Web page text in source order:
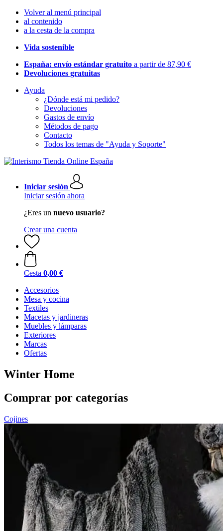
Volver al menú principal
al contenido
a la cesta de la compra
Vida sostenible
España: envío estándar gratuito a partir de 87,90 €
Devoluciones gratuitas
Ayuda
¿Dónde está mi pedido?
Devoluciones
Gastos de envío
Métodos de pago
Contacto
Todos los temas de "Ayuda y Soporte"
Iniciar sesión
Iniciar sesión ahora
¿Eres un nuevo usuario?
Crear una cuenta
Cesta 0,00 €
Accesorios
Mesa y cocina
Textiles
Macetas y jardineras
Muebles y lámparas
Exteriores
Marcas
Ofertas
Winter Home
Comprar por categorías
Cojines